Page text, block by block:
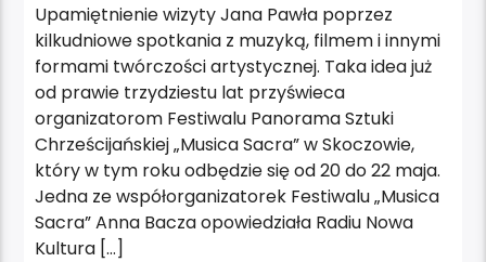
Upamiętnienie wizyty Jana Pawła poprzez
kilkudniowe spotkania z muzyką, filmem i innymi
formami twórczości artystycznej. Taka idea już
od prawie trzydziestu lat przyświeca
organizatorom Festiwalu Panorama Sztuki
Chrześcijańskiej „Musica Sacra” w Skoczowie,
który w tym roku odbędzie się od 20 do 22 maja.
Jedna ze współorganizatorek Festiwalu „Musica
Sacra” Anna Bacza opowiedziała Radiu Nowa
Kultura […]